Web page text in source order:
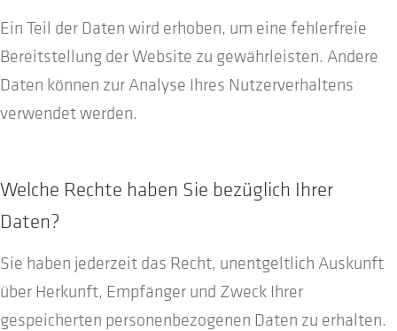
Ein Teil der Daten wird erhoben, um eine fehlerfreie
Bereitstellung der Website zu gewährleisten. Andere
Daten können zur Analyse Ihres Nutzerverhaltens
verwendet werden.
Welche Rechte haben Sie bezüglich Ihrer
Daten?
Sie haben jederzeit das Recht, unentgeltlich Auskunft
über Herkunft, Empfänger und Zweck Ihrer
gespeicherten personenbezogenen Daten zu erhalten.